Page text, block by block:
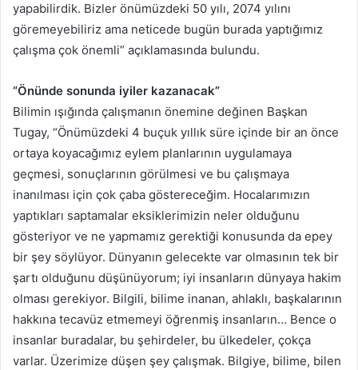
yapabilirdik. Bizler önümüzdeki 50 yılı, 2074 yılını
göremeyebiliriz ama neticede bugün burada yaptığımız
çalışma çok önemli” açıklamasında bulundu.
“Önünde sonunda iyiler kazanacak”
Bilimin ışığında çalışmanın önemine değinen Başkan
Tugay, “Önümüzdeki 4 buçuk yıllık süre içinde bir an önce
ortaya koyacağımız eylem planlarının uygulamaya
geçmesi, sonuçlarının görülmesi ve bu çalışmaya
inanılması için çok çaba göstereceğim. Hocalarımızın
yaptıkları saptamalar eksiklerimizin neler olduğunu
gösteriyor ve ne yapmamız gerektiği konusunda da epey
bir şey söylüyor. Dünyanın gelecekte var olmasının tek bir
şartı olduğunu düşünüyorum; iyi insanların dünyaya hakim
olması gerekiyor. Bilgili, bilime inanan, ahlaklı, başkalarının
hakkına tecavüz etmemeyi öğrenmiş insanların… Bence o
insanlar buradalar, bu şehirdeler, bu ülkedeler, çokça
varlar. Üzerimize düşen şey çalışmak. Bilgiye, bilime, bilen